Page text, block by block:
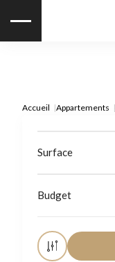
Accueil Appartements